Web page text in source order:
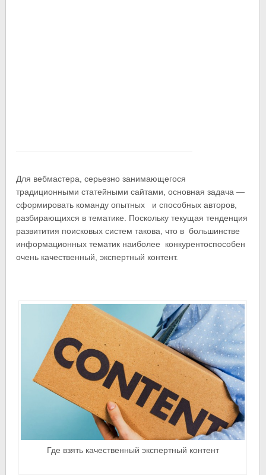
Для вебмастера, серьезно занимающегося
традиционными статейными сайтами, основная задача —
сформировать команду опытных и способных авторов,
разбирающихся в тематике. Поскольку текущая тенденция
развитития поисковых систем такова, что в большинстве
информационных тематик наиболее конкурентоспособен
очень качественный, экспертный контент.
Где взять качественный экспертный контент